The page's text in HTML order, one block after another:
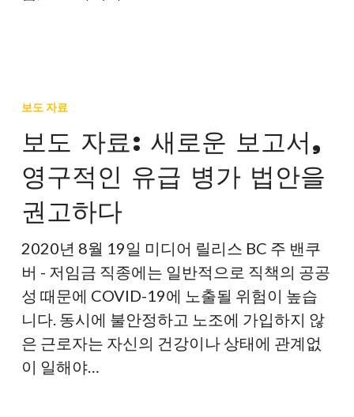
해
니
다.
행
주
간
을
규
정
하
다
도
료:
새
로
운
보
고
서,
영
구
적
보도 자료
보도 자료: 새로운 보고서,
영구적인 유급 병가 법안을
권고하다
2020년 8월 19일 미디어 릴리스 BC 주 밴쿠
버 - 저임금 직종에는 일반적으로 직책의 공공
성 때문에 COVID-19에 노출될 위험이 높습
니다. 동시에 불안정하고 노조에 가입하지 않
은 근로자는 자신의 건강이나 상태에 관계없
이 일해야…